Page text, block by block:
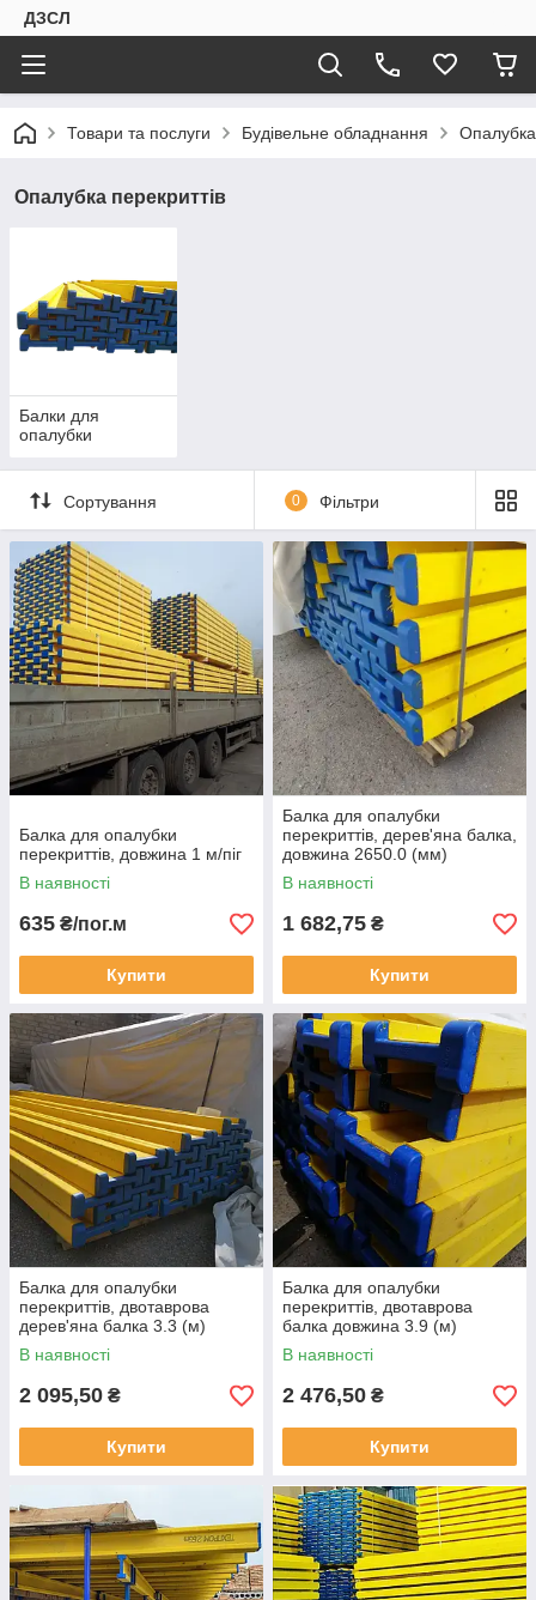
ДЗСЛ
Товари та послуги Будівельне обладнання Опалубка
Опалубка перекриттів
Балки для
опалубки
Сортування 0 Фільтри
Балка для опалубки
перекриттів, довжина 1 м/піг
В наявності
635 ₴/пог.м
Купити
Балка для опалубки
перекриттів, дерев'яна балка,
довжина 2650.0 (мм)
В наявності
1 682,75 ₴
Купити
Балка для опалубки
перекриттів, двотаврова
дерев'яна балка 3.3 (м)
В наявності
2 095,50 ₴
Купити
Балка для опалубки
перекриттів, двотаврова
балка довжина 3.9 (м)
В наявності
2 476,50 ₴
Купити